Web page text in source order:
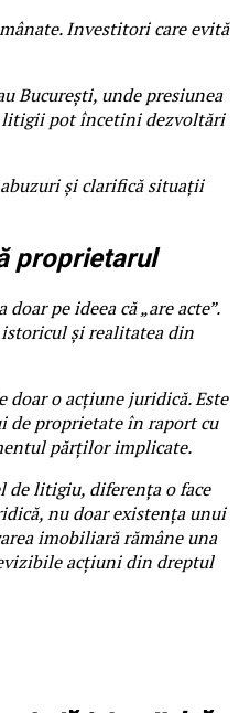
Investitori care evită
București, unde presiunea
litigii pot încetini dezvoltări
și clarifică situații
proprietarul
pe ideea că „are acte”.
și realitatea din
doar o acțiune juridică. Este
de proprietate în raport cu
părților implicate.
de litigiu, diferența o face
nu doar existența unui
imobiliară rămâne una
acțiuni din dreptul